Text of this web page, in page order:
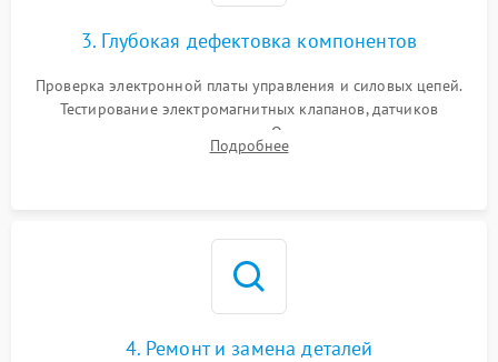
3. Глубокая дефектовка компонентов
Проверка электронной платы управления и силовых цепей.
Тестирование электромагнитных клапанов, датчиков
температуры и расходомера. Оценка степени износа
жерновов кофемолки, уплотнительных колец гидросистемы
Подробнее
4. Ремонт и замена деталей